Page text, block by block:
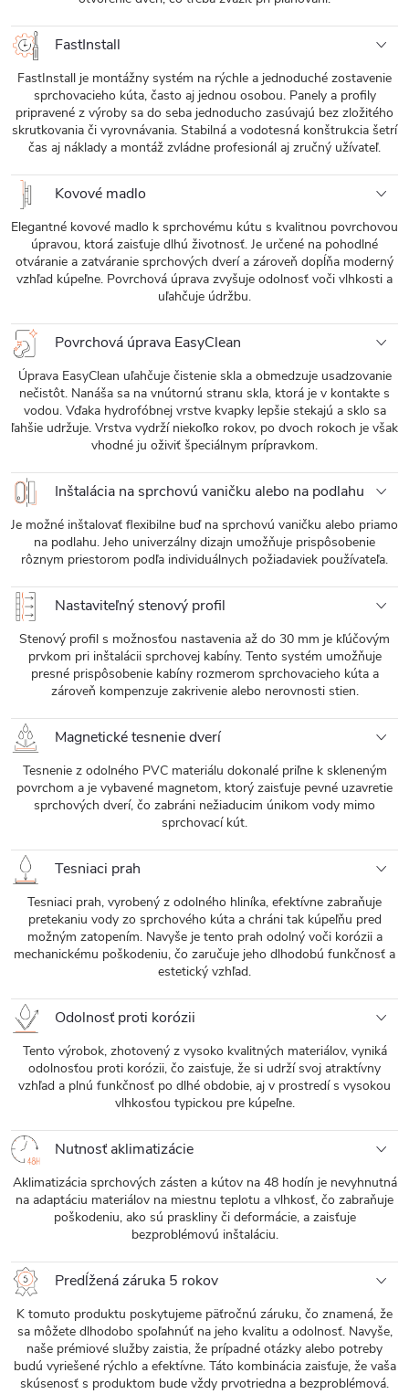
FastInstall
FastInstall je montážny systém na rýchle a jednoduché zostavenie
sprchovacieho kúta, často aj jednou osobou. Panely a profily
pripravené z výroby sa do seba jednoducho zasúvajú bez zložitého
skrutkovania či vyrovnávania. Stabilná a vodotesná konštrukcia šetrí
čas aj náklady a montáž zvládne profesionál aj zručný užívateľ.
Kovové madlo
Elegantné kovové madlo k sprchovému kútu s kvalitnou povrchovou
úpravou, ktorá zaisťuje dlhú životnosť. Je určené na pohodlné
otváranie a zatváranie sprchových dverí a zároveň dopĺňa moderný
vzhľad kúpeľne. Povrchová úprava zvyšuje odolnosť voči vlhkosti a
uľahčuje údržbu.
Povrchová úprava EasyClean
Úprava EasyClean uľahčuje čistenie skla a obmedzuje usadzovanie
nečistôt. Nanáša sa na vnútornú stranu skla, ktorá je v kontakte s
vodou. Vďaka hydrofóbnej vrstve kvapky lepšie stekajú a sklo sa
ľahšie udržuje. Vrstva vydrží niekoľko rokov, po dvoch rokoch je však
vhodné ju oživiť špeciálnym prípravkom.
Inštalácia na sprchovú vaničku alebo na podlahu
Je možné inštalovať flexibilne buď na sprchovú vaničku alebo priamo
na podlahu. Jeho univerzálny dizajn umožňuje prispôsobenie
rôznym priestorom podľa individuálnych požiadaviek používateľa.
Nastaviteľný stenový profil
Stenový profil s možnosťou nastavenia až do 30 mm je kľúčovým
prvkom pri inštalácii sprchovej kabíny. Tento systém umožňuje
presné prispôsobenie kabíny rozmerom sprchovacieho kúta a
zároveň kompenzuje zakrivenie alebo nerovnosti stien.
Magnetické tesnenie dverí
Tesnenie z odolného PVC materiálu dokonalé priľne k skleneným
povrchom a je vybavené magnetom, ktorý zaisťuje pevné uzavretie
sprchových dverí, čo zabráni nežiaducim únikom vody mimo
sprchovací kút.
Tesniaci prah
Tesniaci prah, vyrobený z odolného hliníka, efektívne zabraňuje
pretekaniu vody zo sprchového kúta a chráni tak kúpeľňu pred
možným zatopením. Navyše je tento prah odolný voči korózii a
mechanickému poškodeniu, čo zaručuje jeho dlhodobú funkčnosť a
estetický vzhľad.
Odolnosť proti korózii
Tento výrobok, zhotovený z vysoko kvalitných materiálov, vyniká
odolnosťou proti korózii, čo zaisťuje, že si udrží svoj atraktívny
vzhľad a plnú funkčnosť po dlhé obdobie, aj v prostredí s vysokou
vlhkosťou typickou pre kúpeľne.
Nutnosť aklimatizácie
Aklimatizácia sprchových zásten a kútov na 48 hodín je nevyhnutná
na adaptáciu materiálov na miestnu teplotu a vlhkosť, čo zabraňuje
poškodeniu, ako sú praskliny či deformácie, a zaisťuje
bezproblémovú inštaláciu.
Predĺžená záruka 5 rokov
K tomuto produktu poskytujeme päťročnú záruku, čo znamená, že
sa môžete dlhodobo spoľahnúť na jeho kvalitu a odolnosť. Navyše,
naše prémiové služby zaistia, že prípadné otázky alebo potreby
budú vyriešené rýchlo a efektívne. Táto kombinácia zaisťuje, že vaša
skúsenosť s produktom bude vždy prvotriedna a bezproblémová.